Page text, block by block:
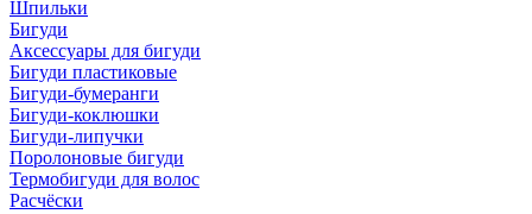
Шпильки
Бигуди
Аксессуары для бигуди
Бигуди пластиковые
Бигуди-бумеранги
Бигуди-коклюшки
Бигуди-липучки
Поролоновые бигуди
Термобигуди для волос
Расчёски